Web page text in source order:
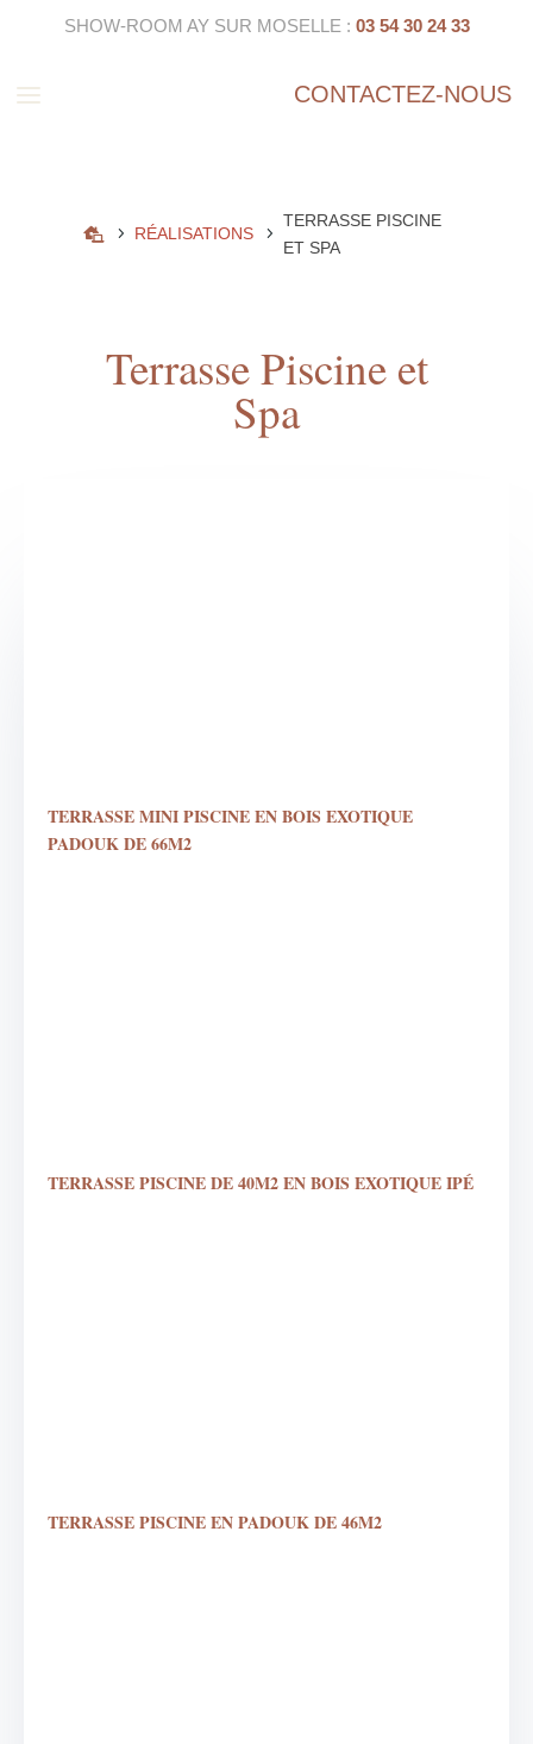
SHOW-ROOM AY SUR MOSELLE : 03 54 30 24 33
a CONTACTEZ-NOUS
 5 RÉALISATIONS 5
TERRASSE PISCINE
ET SPA
Terrasse Piscine et
Spa
TERRASSE MINI PISCINE EN BOIS EXOTIQUE
PADOUK DE 66M2
TERRASSE PISCINE DE 40M2 EN BOIS EXOTIQUE IPÉ
TERRASSE PISCINE EN PADOUK DE 46M2